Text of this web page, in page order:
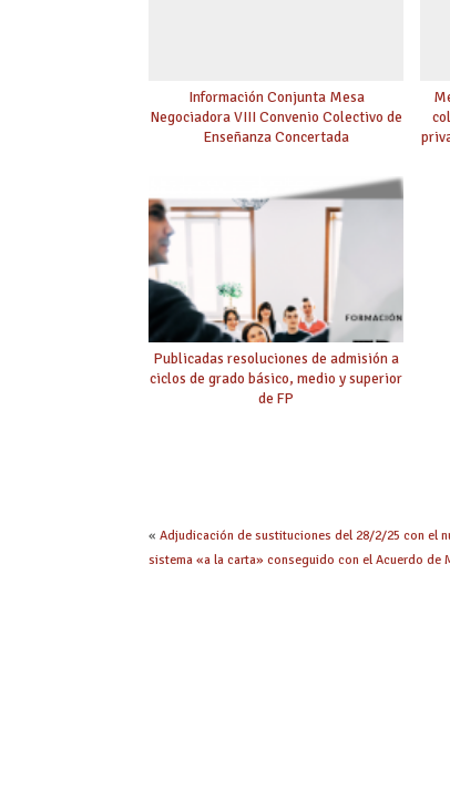
Información Conjunta Mesa
Negociadora VIII Convenio Colectivo de
Enseñanza Concertada
Publicadas resoluciones de admisión a
ciclos de grado básico, medio y superior
de FP
«Adjudicación de sustituciones del 28/2/25 con el
sistema «a la carta» conseguido con el Acuerdo de